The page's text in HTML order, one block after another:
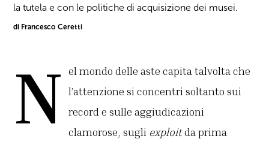
la tutela e con le politiche di acquisizione dei musei.
di Francesco Ceretti
N
el mondo delle aste capita talvolta che
l’attenzione si concentri soltanto sui
record e sulle aggiudicazioni
clamorose, sugli exploitda prima